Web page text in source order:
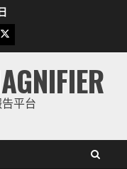
Twitter
平台